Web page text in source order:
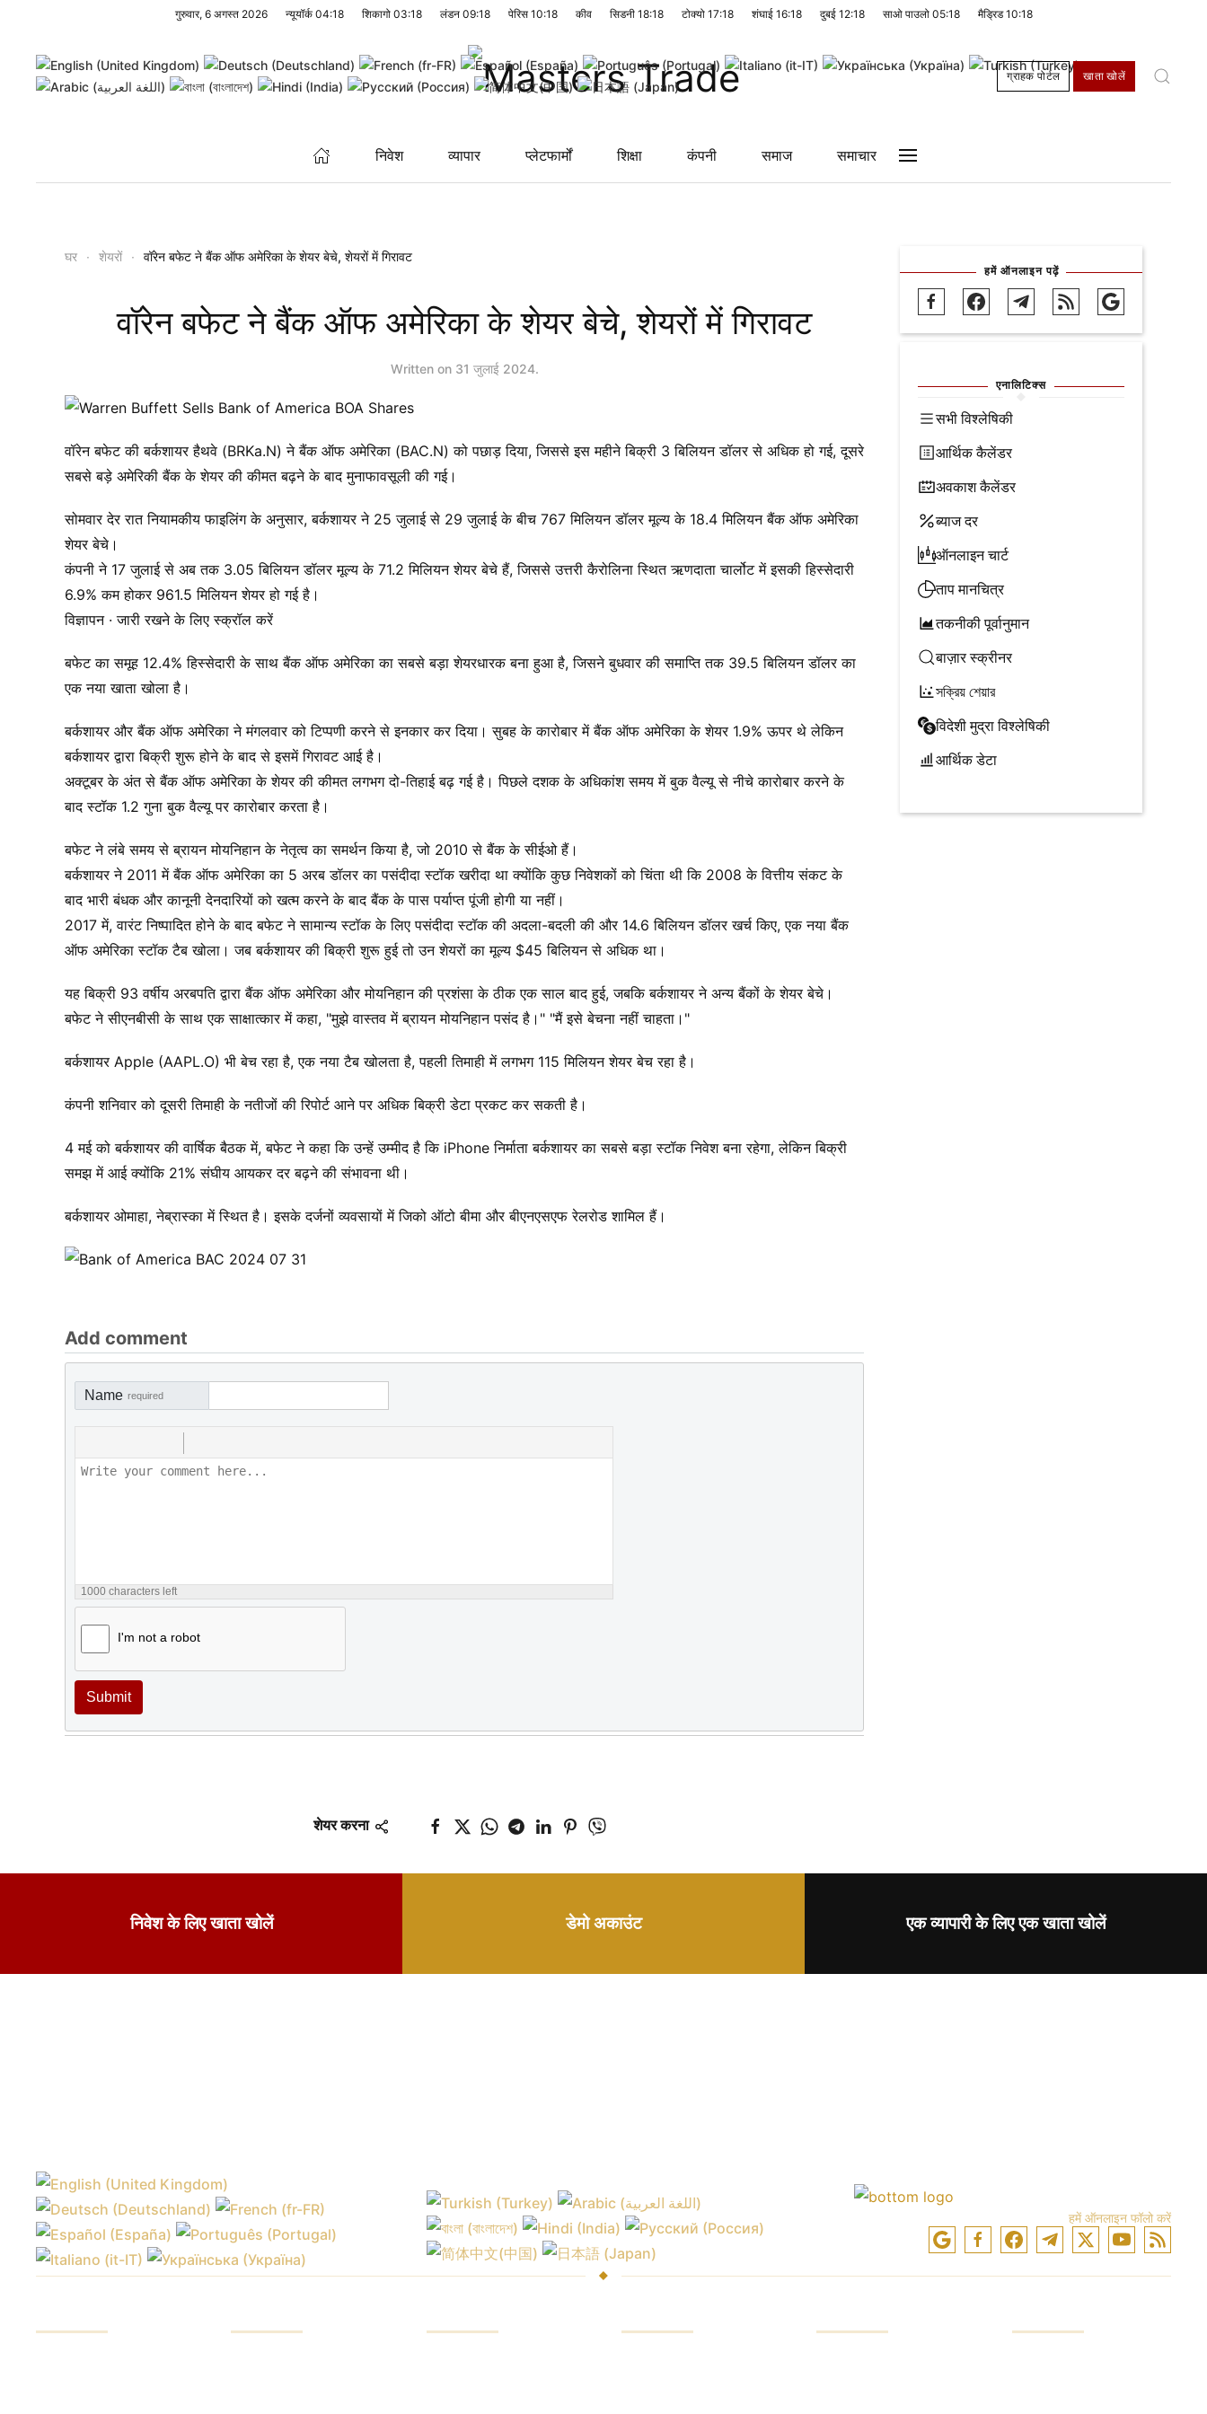
गुरुवार, 6 अगस्त 2026 न्यूयॉर्क 04:18 शिकागो 03:18 लंडन 09:18 पेरिस 10:18 कीव सिडनी 18:18 टोक्यो 17:18 शंघाई 16:18 दुबई 12:18 साओ पाउलो 05:18 मैड्रिड10:18
ग्राहक पोर्टल खाता खोलें
निवेश व्यापार प्लेटफार्मों शिक्षा कंपनी समाज समाचार
घर शेयरों वॉरेन बफेट ने बैंक ऑफ अमेरिका के शेयर बेचे, शेयरों में गिरावट
वॉरेन बफेट ने बैंक ऑफ अमेरिका के शेयर बेचे, शेयरों में गिरावट
Written on 31 जुलाई 2024.
वॉरेन बफेट की बर्कशायर हैथवे (BRKa.N) ने बैंक ऑफ अमेरिका (BAC.N) को पछाड़ दिया, जिससे इस महीने बिक्री 3 बिलियन डॉलर से अधिक हो गई, दूसरे
सबसे बड़े अमेरिकी बैंक के शेयर की कीमत बढ़ने के बाद मुनाफावसूली की गई।
सोमवार देर रात नियामकीय फाइलिंग के अनुसार, बर्कशायर ने 25 जुलाई से 29 जुलाई के बीच 767 मिलियन डॉलर मूल्य के 18.4 मिलियन बैंक ऑफ अमेरिका
शेयर बेचे।
कंपनी ने 17 जुलाई से अब तक 3.05 बिलियन डॉलर मूल्य के 71.2 मिलियन शेयर बेचे हैं, जिससे उत्तरी कैरोलिना स्थित ऋणदाता चार्लोट में इसकी हिस्सेदारी
6.9% कम होकर 961.5 मिलियन शेयर हो गई है।
विज्ञापन · जारी रखने के लिए स्क्रॉल करें
बफेट का समूह 12.4% हिस्सेदारी के साथ बैंक ऑफ अमेरिका का सबसे बड़ा शेयरधारक बना हुआ है, जिसने बुधवार की समाप्ति तक 39.5 बिलियन डॉलर का
एक नया खाता खोला है।
बर्कशायर और बैंक ऑफ अमेरिका ने मंगलवार को टिप्पणी करने से इनकार कर दिया। सुबह के कारोबार में बैंक ऑफ अमेरिका के शेयर 1.9% ऊपर थे लेकिन
बर्कशायर द्वारा बिक्री शुरू होने के बाद से इसमें गिरावट आई है।
अक्टूबर के अंत से बैंक ऑफ अमेरिका के शेयर की कीमत लगभग दो-तिहाई बढ़ गई है। पिछले दशक के अधिकांश समय में बुक वैल्यू से नीचे कारोबार करने के
बाद स्टॉक 1.2 गुना बुक वैल्यू पर कारोबार करता है।
बफेट ने लंबे समय से ब्रायन मोयनिहान के नेतृत्व का समर्थन किया है, जो 2010 से बैंक के सीईओ हैं।
बर्कशायर ने 2011 में बैंक ऑफ अमेरिका का 5 अरब डॉलर का पसंदीदा स्टॉक खरीदा था क्योंकि कुछ निवेशकों को चिंता थी कि 2008 के वित्तीय संकट के
बाद भारी बंधक और कानूनी देनदारियों को खत्म करने के बाद बैंक के पास पर्याप्त पूंजी होगी या नहीं।
2017 में, वारंट निष्पादित होने के बाद बफेट ने सामान्य स्टॉक के लिए पसंदीदा स्टॉक की अदला-बदली की और 14.6 बिलियन डॉलर खर्च किए, एक नया बैंक
ऑफ अमेरिका स्टॉक टैब खोला। जब बर्कशायर की बिक्री शुरू हुई तो उन शेयरों का मूल्य $45 बिलियन से अधिक था।
यह बिक्री 93 वर्षीय अरबपति द्वारा बैंक ऑफ अमेरिका और मोयनिहान की प्रशंसा के ठीक एक साल बाद हुई, जबकि बर्कशायर ने अन्य बैंकों के शेयर बेचे।
बफेट ने सीएनबीसी के साथ एक साक्षात्कार में कहा, "मुझे वास्तव में ब्रायन मोयनिहान पसंद है।" "मैं इसे बेचना नहीं चाहता।"
बर्कशायर Apple (AAPL.O) भी बेच रहा है, एक नया टैब खोलता है, पहली तिमाही में लगभग 115 मिलियन शेयर बेच रहा है।
कंपनी शनिवार को दूसरी तिमाही के नतीजों की रिपोर्ट आने पर अधिक बिक्री डेटा प्रकट कर सकती है।
4 मई को बर्कशायर की वार्षिक बैठक में, बफेट ने कहा कि उन्हें उम्मीद है कि iPhone निर्माता बर्कशायर का सबसे बड़ा स्टॉक निवेश बना रहेगा, लेकिन बिक्री
समझ में आई क्योंकि 21% संघीय आयकर दर बढ़ने की संभावना थी।
बर्कशायर ओमाहा, नेब्रास्का में स्थित है। इसके दर्जनों व्यवसायों में जिको ऑटो बीमा और बीएनएसएफ रेलरोड शामिल हैं।
Add comment
Name required
1000 characters left
I'm not a robot
Submit
हमें ऑनलाइन पढ़ें
एनालिटिक्स
सभी विश्लेषिकी
आर्थिक कैलेंडर
अवकाश कैलेंडर
ब्याज दर
ऑनलाइन चार्ट
ताप मानचित्र
तकनीकी पूर्वानुमान
बाज़ार स्क्रीनर
সক্রিয় শেয়ার
विदेशी मुद्रा विश्लेषिकी
आर्थिक डेटा
शेयर करना
निवेश के लिए खाता खोलें डेमो अकाउंट एक व्यापारी के लिए एक खाता खोलें
हमें ऑनलाइन फॉलो करें